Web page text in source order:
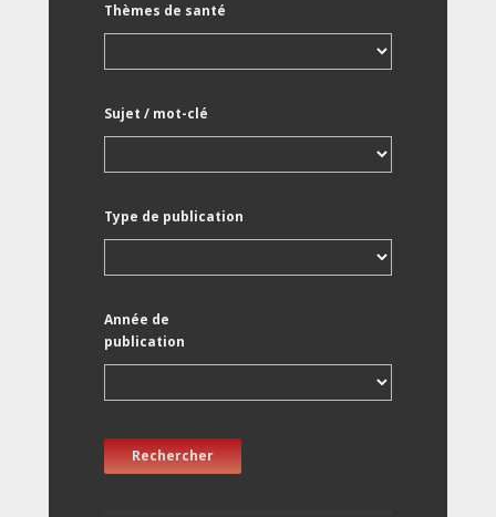
Thèmes de santé
Sujet / mot-clé
Type de publication
Année de
publication
Rechercher